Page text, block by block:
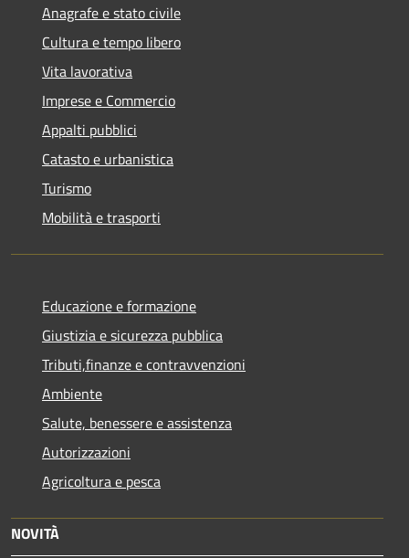
Anagrafe e stato civile
Cultura e tempo libero
Vita lavorativa
Imprese e Commercio
Appalti pubblici
Catasto e urbanistica
Turismo
Mobilità e trasporti
Educazione e formazione
Giustizia e sicurezza pubblica
Tributi,finanze e contravvenzioni
Ambiente
Salute, benessere e assistenza
Autorizzazioni
Agricoltura e pesca
NOVITÀ